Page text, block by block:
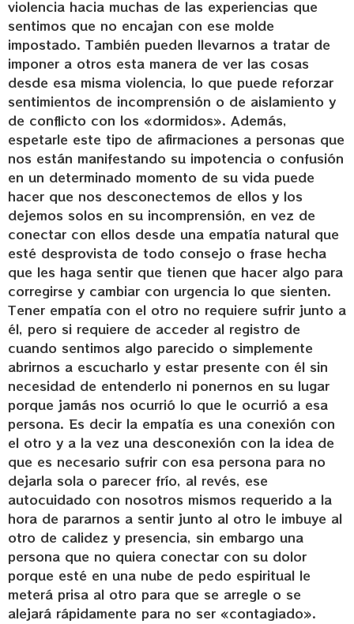
violencia hacia muchas de las experiencias que
sentimos que no encajan con ese molde
impostado. También pueden llevarnos a tratar de
imponer a otros esta manera de ver las cosas
desde esa misma violencia, lo que puede reforzar
sentimientos de incomprensión o de aislamiento y
de conflicto con los «dormidos». Además,
espetarle este tipo de afirmaciones a personas que
nos están manifestando su impotencia o confusión
en un determinado momento de su vida puede
hacer que nos desconectemos de ellos y los
dejemos solos en su incomprensión, en vez de
conectar con ellos desde una empatía natural que
esté desprovista de todo consejo o frase hecha
que les haga sentir que tienen que hacer algo para
corregirse y cambiar con urgencia lo que sienten.
Tener empatía con el otro no requiere sufrir junto a
él, pero si requiere de acceder al registro de
cuando sentimos algo parecido o simplemente
abrirnos a escucharlo y estar presente con él sin
necesidad de entenderlo ni ponernos en su lugar
porque jamás nos ocurrió lo que le ocurrió a esa
persona. Es decir la empatía es una conexión con
el otro y a la vez una desconexión con la idea de
que es necesario sufrir con esa persona para no
dejarla sola o parecer frío, al revés, ese
autocuidado con nosotros mismos requerido a la
hora de pararnos a sentir junto al otro le imbuye al
otro de calidez y presencia, sin embargo una
persona que no quiera conectar con su dolor
porque esté en una nube de pedo espiritual le
meterá prisa al otro para que se arregle o se
alejará rápidamente para no ser «contagiado».